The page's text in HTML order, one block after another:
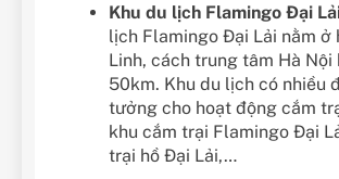
Khu du lịch Flamingo Đại
lịch Flamingo Đại Lải nằm ở
Linh, cách trung tâm Hà Nội
50km. Khu du lịch có nhiều
tưởng cho hoạt động cắm
khu cắm trại Flamingo Đại
trại hồ Đại Lải,…